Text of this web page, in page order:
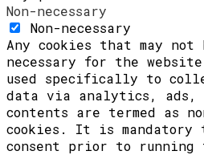
Non-necessary
Non-necessary
Any cookies that may
necessary for the
used specifically to
data via analytics, ads,
contents are termed as
cookies. It is mandatory
consent prior to running